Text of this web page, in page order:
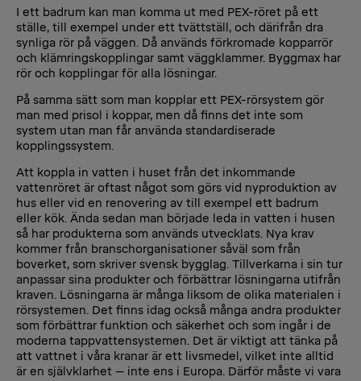
I ett badrum kan man komma ut med PEX-röret på ett
ställe, till exempel under ett tvättställ, och därifrån dra
synliga rör på väggen. Då används förkromade kopparrör
och klämringskopplingar samt väggklammer. Byggmax har
rör och kopplingar för alla lösningar.
På samma sätt som man kopplar ett PEX-rörsystem gör
man med prisol i koppar, men då finns det inte som
system utan man får använda standardiserade
kopplingssystem.
Att koppla in vatten i huset från det inkommande
vattenröret är oftast något som görs vid nyproduktion av
hus eller vid en renovering av till exempel ett badrum
eller kök. Ända sedan man började leda in vatten i husen
så har produkterna som används utvecklats. Nya krav
kommer från branschorganisationer såväl som från
boverket, som skriver svensk bygglag. Tillverkarna i sin tur
anpassar sina produkter och förbättrar lösningarna utifrån
kraven. Lösningarna är många liksom de olika materialen i
rörsystemen. Det finns idag också många andra produkter
som förbättrar funktion och säkerhet och som ingår i de
moderna tappvattensystemen. Det är viktigt att tänka på
att vattnet i våra kranar är ett livsmedel, vilket inte alltid
är en självklarhet – inte ens i Europa. Därför måste vi vara